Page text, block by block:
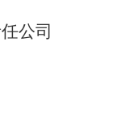
公司